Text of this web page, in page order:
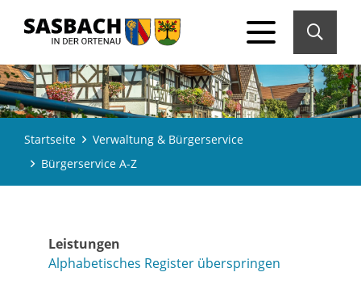
Startseite
Verwaltung & Bürgerservice
Bürgerservice A-Z
Leistungen
Alphabetisches Register überspringen